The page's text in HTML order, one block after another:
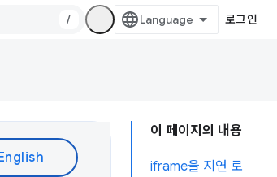
/ 로그인
이 페이지의 내용
iframe을 지연 로